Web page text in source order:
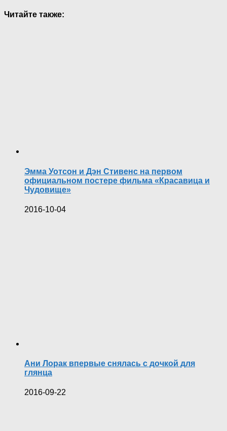
Читайте также:
Эмма Уотсон и Дэн Стивенс на первом
официальном постере фильма «Красавица и
Чудовище»
2016-10-04
Ани Лорак впервые снялась с дочкой для
глянца
2016-09-22